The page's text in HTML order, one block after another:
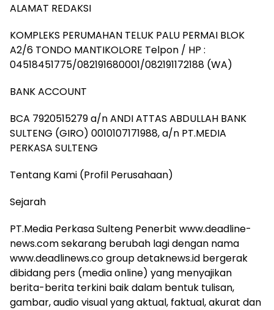
ALAMAT REDAKSI
KOMPLEKS PERUMAHAN TELUK PALU PERMAI BLOK
A2/6 TONDO MANTIKOLORE Telpon / HP :
04518451775/082191680001/082191172188 (WA)
BANK ACCOUNT
BCA 7920515279 a/n ANDI ATTAS ABDULLAH BANK
SULTENG (GIRO) 0010107171988, a/n PT.MEDIA
PERKASA SULTENG
Tentang Kami (Profil Perusahaan)
Sejarah
PT.Media Perkasa Sulteng Penerbit www.deadline-
news.com sekarang berubah lagi dengan nama
www.deadlinews.co group detaknews.id bergerak
dibidang pers (media online) yang menyajikan
berita-berita terkini baik dalam bentuk tulisan,
gambar, audio visual yang aktual, faktual, akurat dan